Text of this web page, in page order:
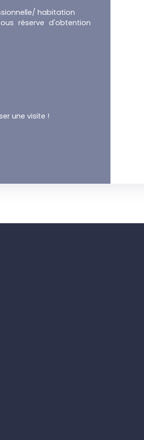
habitation
réserve d'obtention
une visite !